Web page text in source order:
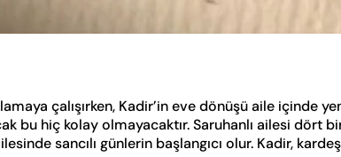
çalışırken, Kadir’in eve dönüşü aile içinde
bu hiç kolay olmayacaktır. Saruhanlı ailesi dört
sancılı günlerin başlangıcı olur. Kadir,